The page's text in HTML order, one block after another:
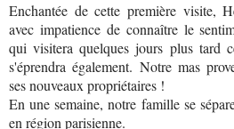
Enchantée de cette première visite,
avec impatience de connaître le
qui visitera quelques jours plus tard
s'éprendra également. Notre mas
ses nouveaux propriétaires !
En une semaine, notre famille se
en région parisienne.